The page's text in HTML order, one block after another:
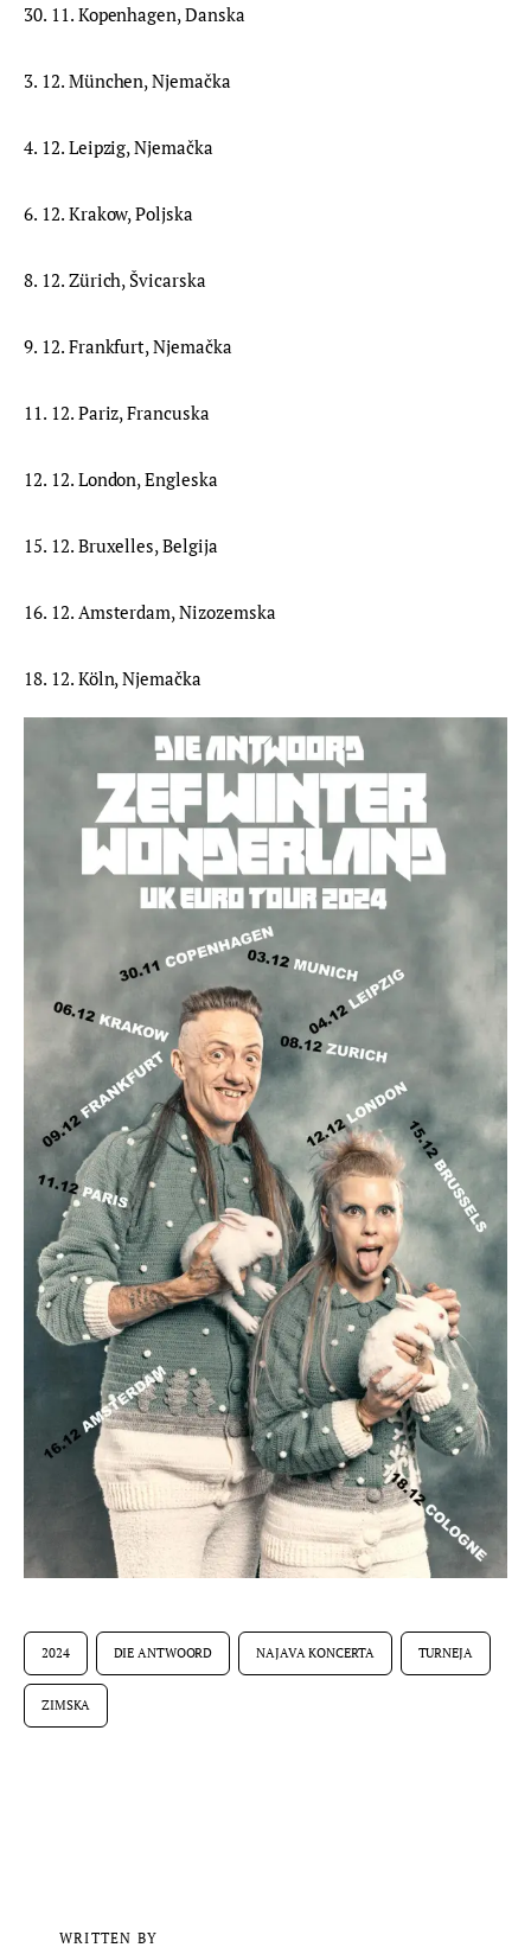
30. 11. Kopenhagen, Danska
3. 12. München, Njemačka
4. 12. Leipzig, Njemačka
6. 12. Krakow, Poljska
8. 12. Zürich, Švicarska
9. 12. Frankfurt, Njemačka
11. 12. Pariz, Francuska
12. 12. London, Engleska
15. 12. Bruxelles, Belgija
16. 12. Amsterdam, Nizozemska
18. 12. Köln, Njemačka
2024 DIE ANTWOORD NAJAVA KONCERTA TURNEJA
ZIMSKA
WRITTEN BY